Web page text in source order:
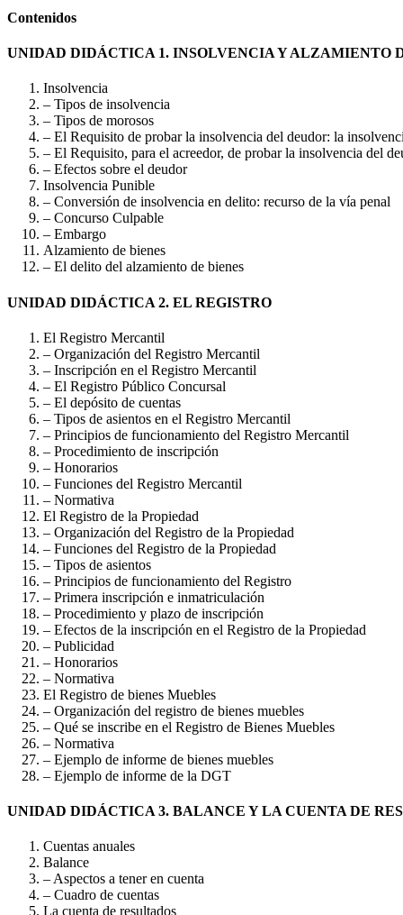
Contenidos
UNIDAD DIDÁCTICA 1. INSOLVENCIA Y ALZAMIENTO
Insolvencia
– Tipos de insolvencia
– Tipos de morosos
– El Requisito de probar la insolvencia del deudor: la
– El Requisito, para el acreedor, de probar la insolvencia del
– Efectos sobre el deudor
Insolvencia Punible
– Conversión de insolvencia en delito: recurso de la vía penal
– Concurso Culpable
– Embargo
Alzamiento de bienes
– El delito del alzamiento de bienes
UNIDAD DIDÁCTICA 2. EL REGISTRO
El Registro Mercantil
– Organización del Registro Mercantil
– Inscripción en el Registro Mercantil
– El Registro Público Concursal
– El depósito de cuentas
– Tipos de asientos en el Registro Mercantil
– Principios de funcionamiento del Registro Mercantil
– Procedimiento de inscripción
– Honorarios
– Funciones del Registro Mercantil
– Normativa
El Registro de la Propiedad
– Organización del Registro de la Propiedad
– Funciones del Registro de la Propiedad
– Tipos de asientos
– Principios de funcionamiento del Registro
– Primera inscripción e inmatriculación
– Procedimiento y plazo de inscripción
– Efectos de la inscripción en el Registro de la Propiedad
– Publicidad
– Honorarios
– Normativa
El Registro de bienes Muebles
– Organización del registro de bienes muebles
– Qué se inscribe en el Registro de Bienes Muebles
– Normativa
– Ejemplo de informe de bienes muebles
– Ejemplo de informe de la DGT
UNIDAD DIDÁCTICA 3. BALANCE Y LA CUENTA DE
Cuentas anuales
Balance
– Aspectos a tener en cuenta
– Cuadro de cuentas
La cuenta de resultados